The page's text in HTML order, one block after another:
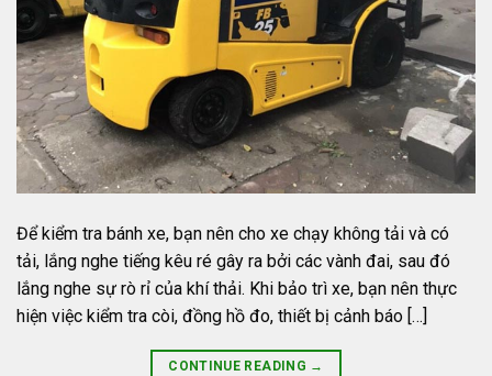
Để kiểm tra bánh xe, bạn nên cho xe chạy không tải và có
tải, lắng nghe tiếng kêu ré gây ra bởi các vành đai, sau đó
lắng nghe sự rò rỉ của khí thải. Khi bảo trì xe, bạn nên thực
hiện việc kiểm tra còi, đồng hồ đo, thiết bị cảnh báo […]
CONTINUE READING →